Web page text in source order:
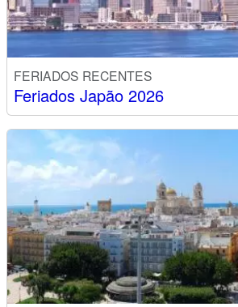
FERIADOS RECENTES
Feriados Japão 2026